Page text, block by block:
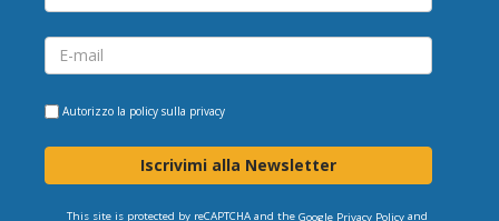
Autorizzo la policy sulla privacy
Iscrivimi alla Newsletter
This site is protected by reCAPTCHA and the Google Privacy Policyand